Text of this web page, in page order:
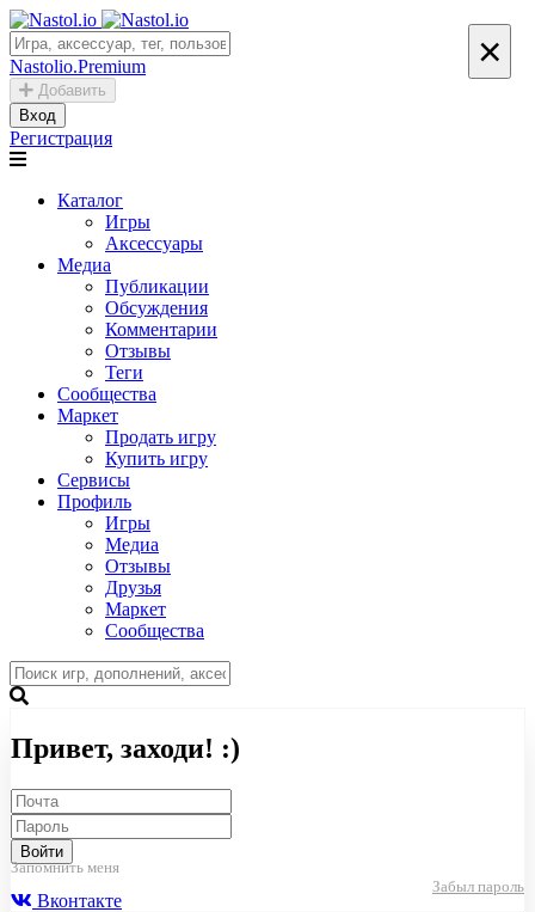
Nastolio.Premium
Добавить
Вход
Регистрация
Каталог
Игры
Аксессуары
Медиа
Публикации
Обсуждения
Комментарии
Отзывы
Теги
Сообщества
Маркет
Продать игру
Купить игру
Сервисы
Профиль
Игры
Медиа
Отзывы
Друзья
Маркет
Сообщества
×
Привет, заходи! :)
Войти
Запомнить меня
Забыл пароль
Вконтакте